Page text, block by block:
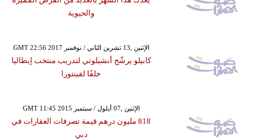
والحيوية
GMT 22:56 2017 الإثنين ,13 تشرين الثاني / نوفمبر
كابيلو يرشّح أنشيلوتي لتدريب منتخب إيطاليا
خلفًا لفينتورا
GMT 11:45 2015 الإثنين ,07 أيلول / سبتمبر
818 مليون درهم قيمة تصرفات العقارات في
دبي